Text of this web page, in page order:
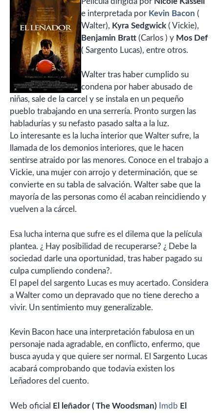
e interpretada por Kevin Bacon (
Walter), Kyra Sedgwick ( Vickie),
Benjamin Bratt (Carlos ) y Mos Def
( Sargento Lucas), entre otros.
Walter tras haber cumplido su
condena por haber abusado de
niñas, sale de la carcel y se instala en un pequeño
pueblo trabajando en una serrería. Pronto surgen las
habladurías y su nefasto pasado salta a la luz.
Lo interesante es la lucha interior que Walter sufre, la
llamada de los demonios interiores, que le hacen
sentirse atraido por las menores. Conoce en el trabajo a
Vickie, una mujer con arrojo y determinación, que se
convierte en su tabla de salvación. Walter sabe que la
mayoría de las personas como él acaban reincidiendo y
vuelven a la cárcel.
Esa lucha interna que sufre es el dilema que la película
plantea. ¿ Hay posibilidad de recuperarse? ¿ Debe la
sociedad darle una oportunidad, tras haber pagado su
culpa cumpliendo condena?.
El papel del sargento Lucas es muy acertado. Considera
a Walter como un depravado que no tiene derecho a
vivir. Un sentimiento muy generalizable.
Kevin Bacon hace una interpretación fabulosa en un
personaje nada agradable, en conflicto, enfermo, que
busca ayuda y que quiere ser normal. El Sargento Lucas
acabará comprobando que todavia existen los
Leñadores del cuento.
Web oficial El leñador ( The Woodsman) Imdb El